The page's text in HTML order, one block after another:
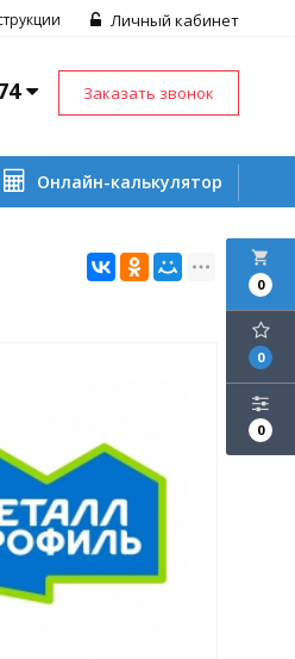
Личный кабинет
Заказать звонок
Онлайн-калькулятор
local_grocery_store
0
0
0